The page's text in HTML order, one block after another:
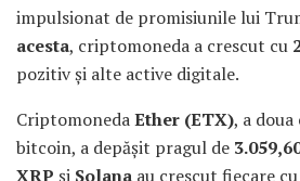
impulsionat de promisiunile lui
acesta, criptomoneda a crescut cu
pozitiv și alte active digitale.
CriptomonedaEther (ETX), a
bitcoin, a depășit pragul de
XRP și Solana au crescut fiecare